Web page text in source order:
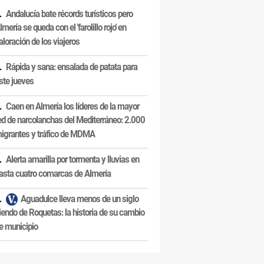
Andalucía bate récords turísticos pero
se queda con el 'farolillo rojo' en
de los viajeros
Rápida y sana: ensalada de patata para
jueves
Caen en Almería los líderes de la mayor
de narcolanchas del Mediterráneo: 2.000
y tráfico de MDMA
Alerta amarilla por tormenta y lluvias en
cuatro comarcas de Almería
Aguadulce lleva menos de un siglo
de Roquetas: la historia de su cambio
municipio